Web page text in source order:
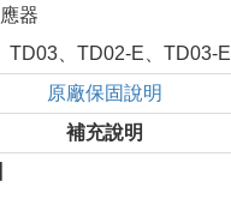
器
TD03、TD02-E、TD03-E
原廠保固說明
補充說明